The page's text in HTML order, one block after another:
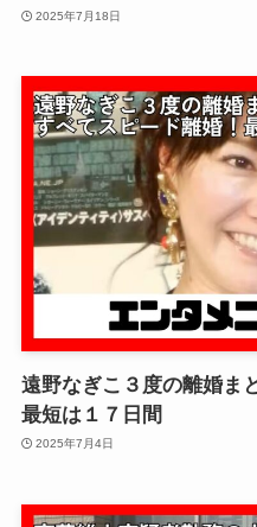
2025年7月18日
遠野なぎこ３度の離婚ま
最短は１７日間
2025年7月4日